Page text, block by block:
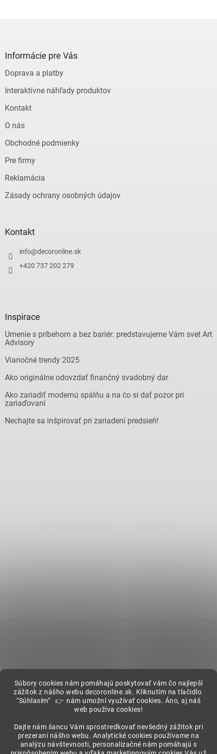
Súbory cookies nám pomáhajú poskytovať vám čo najlepší
zážitok z nášho webu decoronline.sk. Kliknutím na tlačidlo
"Súhlasím" 👉 nám umožní využívať cookies. Áno, aj náš
web používa cookies!
Dajte nám šancu Vám sprostredkovať nevšedný zážitok pri
prezeraní nášho webu. Analytické cookies používame na
analýzu návštevnosti, personalizačné nám pomáhajú s
Informácie pre Vás
Doprava a platby
Interaktívne náhľady produktov
Kontakt
O nás
Obchodné podmienky
Pre firmy
Reklamácia
Zásady ochrany osobných údajov
Kontakt
info@decoronline.sk
+420 737 202 279
Inspirace
Umenie s príbehom a bez bariér: predstavujeme Vám svet Art
Advisory
Vianočné trendy 2025
Ako originálne odovzdať finančný svadobný dar
Ako zariadiť modernú spálňu a na čo si dať pozor pri
zariaďovaní
Nechajte sa inšpirovať pri zariadení predsieň!
Showroom